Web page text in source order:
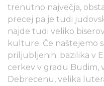
trenutno največja,
precej pa je tudi
najde tudi veliko
kulture. Če naštejemo
priljubljenih: bazilika v
cerkev v gradu Budim,
Debrecenu, velika